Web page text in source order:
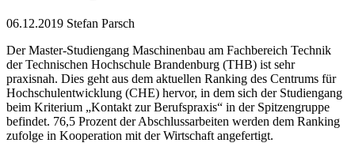
06.12.2019 Stefan Parsch
Der Master-Studiengang Maschinenbau am Fachbereich Technik
der Technischen Hochschule Brandenburg (THB) ist sehr
praxisnah. Dies geht aus dem aktuellen Ranking des Centrums für
Hochschulentwicklung (CHE) hervor, in dem sich der Studiengang
beim Kriterium „Kontakt zur Berufspraxis“ in der Spitzengruppe
befindet. 76,5 Prozent der Abschlussarbeiten werden dem Ranking
zufolge in Kooperation mit der Wirtschaft angefertigt.